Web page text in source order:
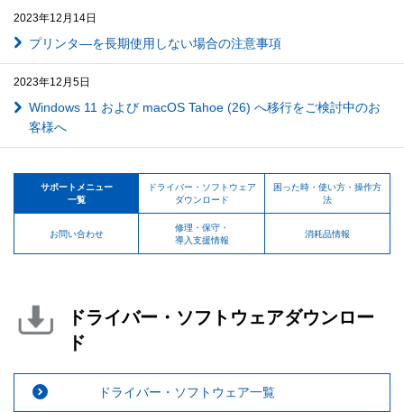
2023年12月14日
プリンタ―を長期使用しない場合の注意事項
2023年12月5日
Windows 11 および macOS Tahoe (26) へ移行をご検討中のお
客様へ
サポートメニュー
一覧
ドライバー・ソフトウェア
ダウンロード
困った時・使い方・操作方
法
お問い合わせ
修理・保守・
導入支援情報
消耗品情報
ドライバー・ソフトウェアダウンロー
ド
ドライバー・ソフトウェア一覧